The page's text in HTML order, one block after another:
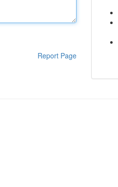
Report Page